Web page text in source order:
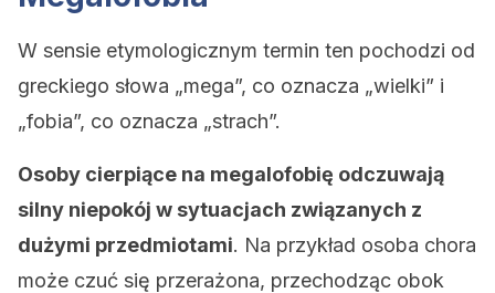
W sensie etymologicznym termin ten pochodzi od
greckiego słowa „mega”, co oznacza „wielki” i
„fobia”, co oznacza „strach”.
Osoby cierpiące na megalofobię odczuwają
silny niepokój w sytuacjach związanych z
dużymi przedmiotami. Na przykład osoba chora
może czuć się przerażona, przechodząc obok